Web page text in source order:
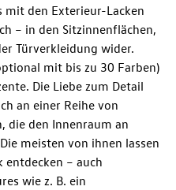
mit den Exterieur-Lacken
– in den Sitzinnenflächen,
Türverkleidung wider.
mit bis zu 30 Farben)
Die Liebe zum Detail
an einer Reihe von
die den Innenraum an
meisten von ihnen lassen
entdecken – auch
wie z. B. ein